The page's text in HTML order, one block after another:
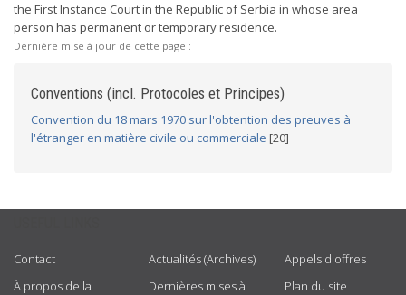
the First Instance Court in the Republic of Serbia in whose area
person has permanent or temporary residence.
Dernière mise à jour de cette page :
Conventions (incl. Protocoles et Principes)
Convention du 18 mars 1970 sur l'obtention des preuves à
l'étranger en matière civile ou commerciale [20]
Contact
À propos de la
Actualités (Archives)
Dernières mises à
Appels d'offres
Plan du site